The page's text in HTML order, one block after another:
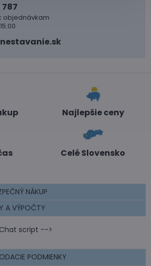
objednávkam
Najlepšie ceny
Celé Slovensko
NÁKUP
A VÝPOČTY
script -->
PODMIENKY